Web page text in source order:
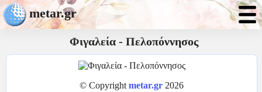
metar.gr
Φιγαλεία - Πελοπόννησος
© Copyright metar.gr 2026